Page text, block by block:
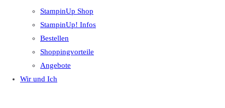
StampinUp Shop
StampinUp! Infos
Bestellen
Shoppingvorteile
Angebote
Wir und Ich